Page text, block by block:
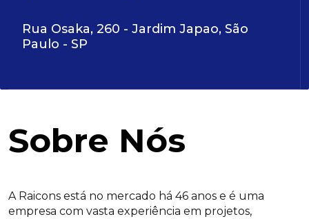
Rua Osaka, 260 - Jardim Japao, São
Paulo - SP
Sobre Nós
A Raicons está no mercado há 46 anos e é uma
empresa com vasta experiência em projetos,